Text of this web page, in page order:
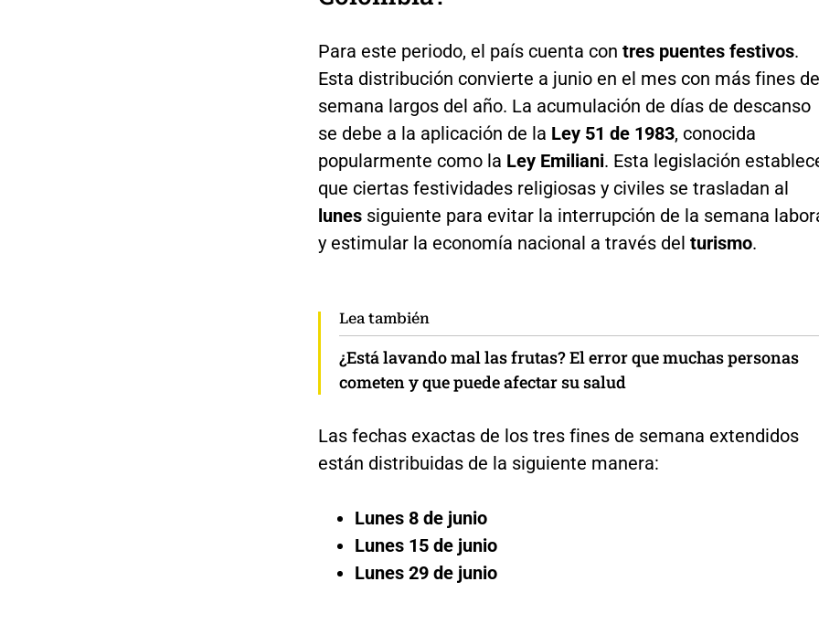
Para este periodo, el país cuenta con tres puentes festivos.
Esta distribución convierte a junio en el mes con más fines de
semana largos del año. La acumulación de días de descanso
se debe a la aplicación de la Ley 51 de 1983, conocida
popularmente como la Ley Emiliani. Esta legislación
que ciertas festividades religiosas y civiles se trasladan al
lunessiguiente para evitar la interrupción de la semana
y estimular la economía nacional a través del turismo.
Lea también
¿Está lavando mal las frutas? El error que muchas personas
cometen y que puede afectar su salud
Las fechas exactas de los tres fines de semana extendidos
están distribuidas de la siguiente manera:
Lunes 8 de junio
Lunes 15 de junio
Lunes 29 de junio